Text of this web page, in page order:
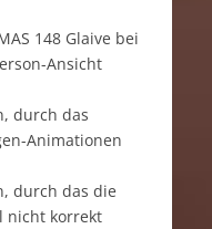
148 Glaive bei
Ansicht
durch das
Animationen
durch das die
nicht korrekt